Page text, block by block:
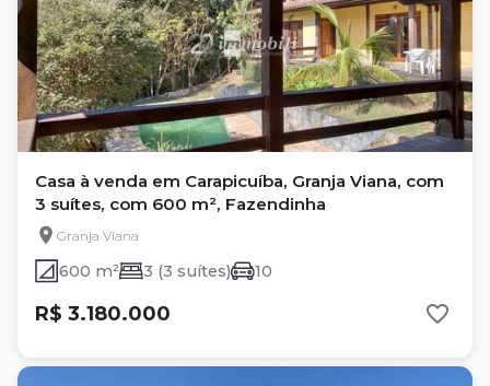
Casa à venda em Carapicuíba, Granja Viana, com
3 suítes, com 600 m², Fazendinha
Granja Viana
600 m² 3 (3 suítes) 10
R$ 3.180.000